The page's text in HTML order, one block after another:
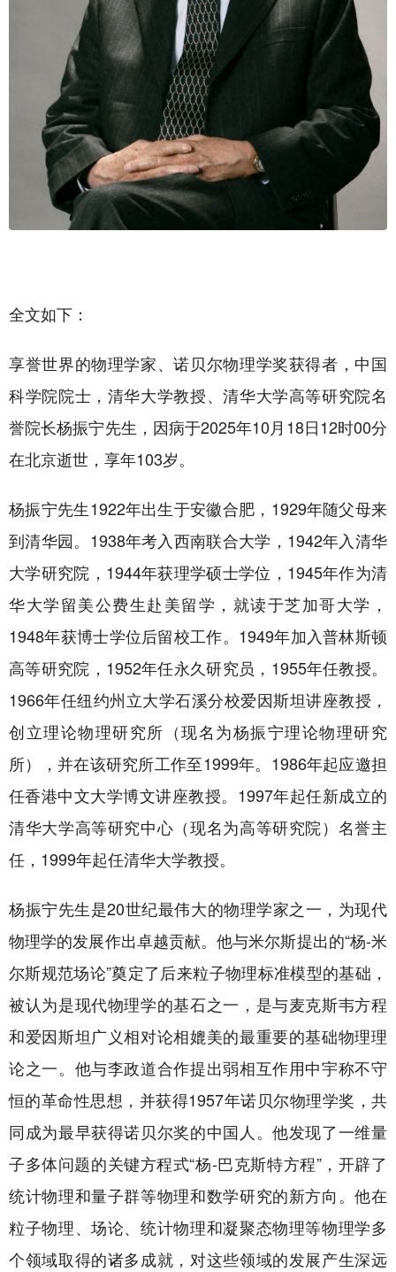
全文如下：
享誉世界的物理学家、诺贝尔物理学奖获得者，中国
科学院院士，清华大学教授、清华大学高等研究院名
誉院长杨振宁先生，因病于2025年10月18日12时00分
在北京逝世，享年103岁。
杨振宁先生1922年出生于安徽合肥，1929年随父母来
到清华园。1938年考入西南联合大学，1942年入清华
大学研究院，1944年获理学硕士学位，1945年作为清
华大学留美公费生赴美留学，就读于芝加哥大学，
1948年获博士学位后留校工作。1949年加入普林斯顿
高等研究院，1952年任永久研究员，1955年任教授。
1966年任纽约州立大学石溪分校爱因斯坦讲座教授，
创立理论物理研究所（现名为杨振宁理论物理研究
所），并在该研究所工作至1999年。1986年起应邀担
任香港中文大学博文讲座教授。1997年起任新成立的
清华大学高等研究中心（现名为高等研究院）名誉主
任，1999年起任清华大学教授。
杨振宁先生是20世纪最伟大的物理学家之一，为现代
物理学的发展作出卓越贡献。他与米尔斯提出的“杨-米
尔斯规范场论”奠定了后来粒子物理标准模型的基础，
被认为是现代物理学的基石之一，是与麦克斯韦方程
和爱因斯坦广义相对论相媲美的最重要的基础物理理
论之一。他与李政道合作提出弱相互作用中宇称不守
恒的革命性思想，并获得1957年诺贝尔物理学奖，共
同成为最早获得诺贝尔奖的中国人。他发现了一维量
子多体问题的关键方程式“杨-巴克斯特方程”，开辟了
统计物理和量子群等物理和数学研究的新方向。他在
粒子物理、场论、统计物理和凝聚态物理等物理学多
个领域取得的诸多成就，对这些领域的发展产生深远